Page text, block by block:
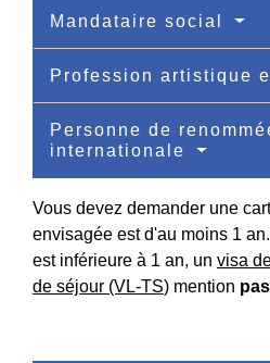
Mandataire social
Profession artistique
Personne de
internationale
Vous devez demander une
envisagée est d'au moins 1
est inférieure à 1 an, un visa
de séjour (VL-TS) mention